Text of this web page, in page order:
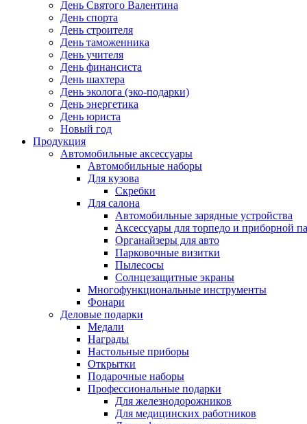
День Святого Валентина
День спорта
День строителя
День таможенника
День учителя
День финансиста
День шахтера
День эколога (эко-подарки)
День энергетика
День юриста
Новый год
Продукция
Автомобильные аксессуары
Автомобильные наборы
Для кузова
Скребки
Для салона
Автомобильные зарядные устройства
Аксессуары для торпедо и приборной
Органайзеры для авто
Парковочные визитки
Пылесосы
Солнцезащитные экраны
Многофункциональные инструменты
Фонари
Деловые подарки
Медали
Награды
Настольные приборы
Открытки
Подарочные наборы
Профессиональные подарки
Для железнодорожников
Для медицинских работников